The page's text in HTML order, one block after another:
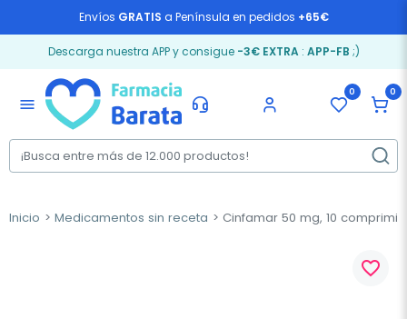
Envíos GRATIS a Península en pedidos +65€
Descarga nuestra APP y consigue -3€ EXTRA: APP-FB ;)
menu
0 0
Inicio Medicamentos sin receta Cinfamar 50 mg, 10
favorite_border